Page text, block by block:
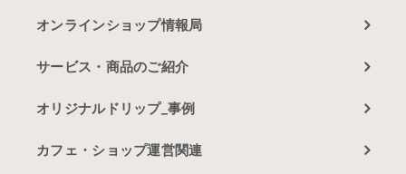
オンラインショップ情報局
サービス・商品のご紹介
オリジナルドリップ_事例
カフェ・ショップ運営関連